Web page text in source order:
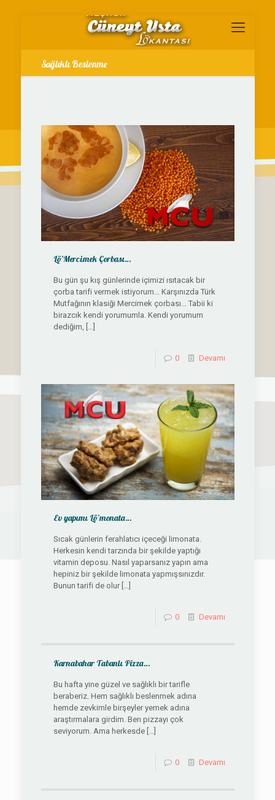
Sağlıklı Beslenme
Lö’Mercimek Çorbası…
Bu gün şu kış günlerinde içimizi ısıtacak bir
çorba tarifi vermek istiyorum… Karşınızda Türk
Mutfağının klasiği Mercimek çorbası… Tabii ki
birazcık kendi yorumumla. Kendi yorumum
dediğim, […]
0 Devamı
Ev yapımı Lö’monata…
Sıcak günlerin ferahlatıcı içeceği limonata.
Herkesin kendi tarzında bir şekilde yaptığı
vitamin deposu. Nasıl yaparsanız yapın ama
hepiniz bir şekilde limonata yapmışsınızdır.
Bunun tarifi de olur[…]
0 Devamı
Karnabahar Tabanlı Pizza…
Bu hafta yine güzel ve sağlıklı bir tarifle
beraberiz. Hem sağlıklı beslenmek adına
hemde zevkimle birşeyler yemek adına
araştırmalara girdim. Ben pizzayı çok
seviyorum. Ama herkesde[…]
0 Devamı